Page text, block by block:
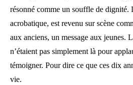
résonné comme un souffle de dignité.
acrobatique, est revenu sur scène
aux anciens, un message aux jeunes.
n’étaient pas simplement là pour
témoigner. Pour dire ce que ces dix
vie.